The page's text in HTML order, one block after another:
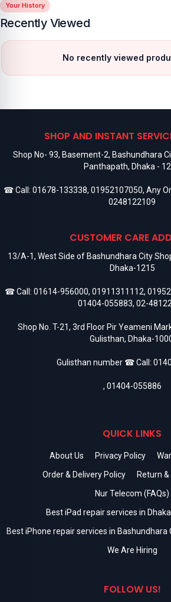
Your History
Recently Viewed
No recently viewed
SHOP AND INSTANT
Shop No- 93, Basement-2, Bashundhara
Panthapath, Dhaka -
☎ Call: 01678-133338, 01952107050, Any
0248122109
CUSTOMER CARE
13/A-1, West Side of Bashundhara City
Dhaka-1215
☎ Call: 01614-956000, 01911311112,
01404-055883, 02-
Shop No. T-21, 3rd Floor Pir Yeameni
Gulisthan, Dhaka-
Gulisthan number ☎ Call:
, 01404-055886
QUICK LINKS
About Us Privacy Policy
Order & Delivery Policy
Return
Nur Telecom (FAQs)
Best iPad repair services in
Best iPhone repair services in Bashundhara
We Are Hiring
FOLLOW US!